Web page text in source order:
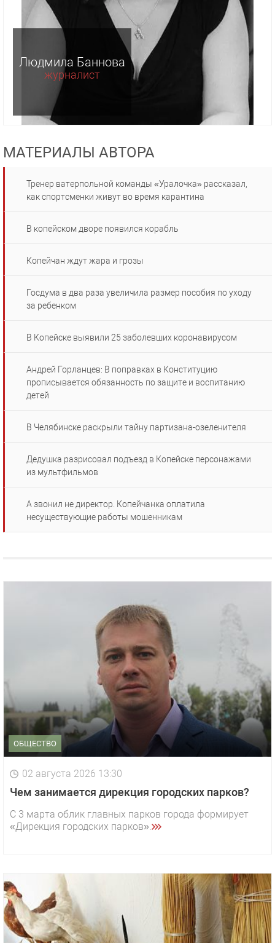
Людмила Баннова
журналист
МАТЕРИАЛЫ АВТОРА
Тренер ватерпольной команды «Уралочка» рассказал,
как спортсменки живут во время карантина
В копейском дворе появился корабль
Копейчан ждут жара и грозы
Госдума в два раза увеличила размер пособия по уходу
за ребенком
В Копейске выявили 25 заболевших коронавирусом
Андрей Горланцев: В поправках в Конституцию
прописывается обязанность по защите и воспитанию
детей
В Челябинске раскрыли тайну партизана-озеленителя
Дедушка разрисовал подъезд в Копейске персонажами
из мультфильмов
А звонил не директор. Копейчанка оплатила
несуществующие работы мошенникам
ОБЩЕСТВО
02 августа 2026 13:30
Чем занимается дирекция городских парков?
С 3 марта облик главных парков города формирует
«Дирекция городских парков».